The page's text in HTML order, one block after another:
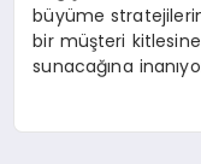
büyüme
bir müşteri
sunacağına